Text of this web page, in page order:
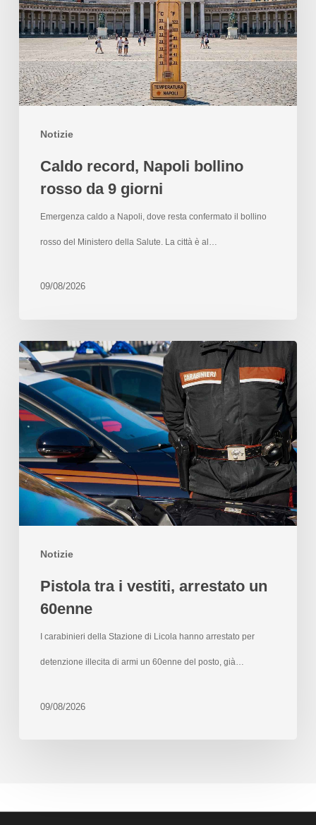
Notizie
Caldo record, Napoli bollino
rosso da 9 giorni
Emergenza caldo a Napoli, dove resta confermato il bollino
rosso del Ministero della Salute. La città è al…
09/08/2026
Notizie
Pistola tra i vestiti, arrestato un
60enne
I carabinieri della Stazione di Licola hanno arrestato per
detenzione illecita di armi un 60enne del posto, già…
09/08/2026